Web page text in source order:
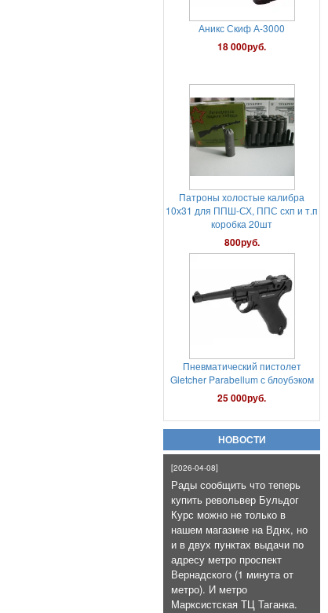
Патроны холостые калибра
10х31 для ППШ-СХ, ППС схп и т.п
коробка 20шт
Пневматический пистолет
Gletcher Parabellum с блоубэком
25 000руб.
Патроны сигнальные Hilti
Коричневые к LOM-S и Сталкеру
(100 шт)
7 000руб.
НОВОСТИ
[2026-04-08]
Рады сообщить что теперь
купить револьвер Бульдог
Курс можно не только в
нашем магазине на Вднх, но
и в двух пунктах выдачи по
адресу метро проспект
Вернадского (1 минута от
метро). И метро
Марксистская ТЦ Таганка.